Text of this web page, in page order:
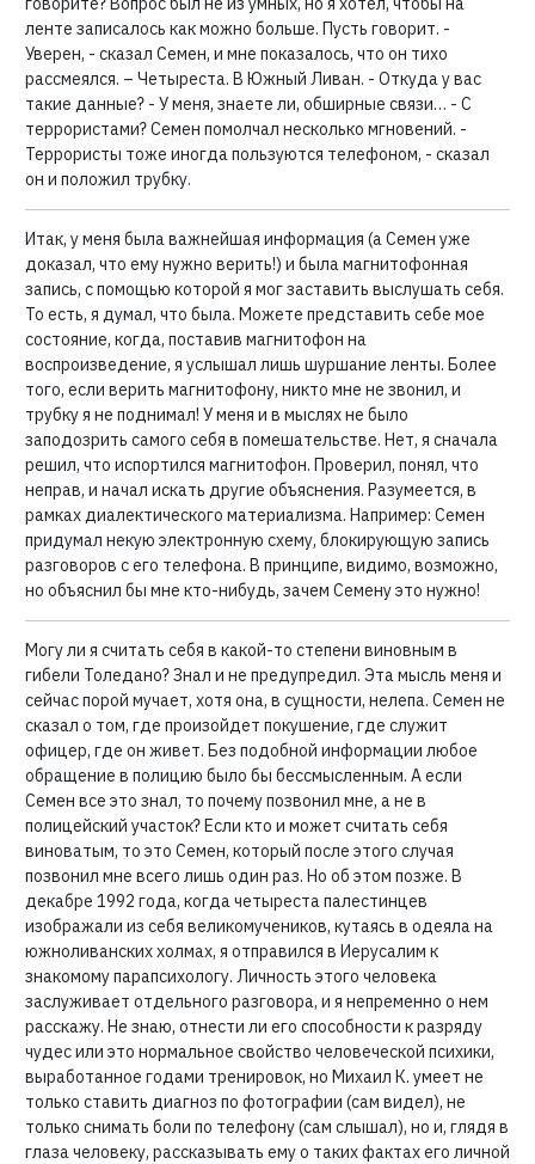
ленте записалось как можно больше. Пусть говорит. -
Уверен, - сказал Семен, и мне показалось, что он тихо
рассмеялся. – Четыреста. В Южный Ливан. - Откуда у вас
такие данные? - У меня, знаете ли, обширные связи… - С
террористами? Семен помолчал несколько мгновений. -
Террористы тоже иногда пользуются телефоном, - сказал
он и положил трубку.
Итак, у меня была важнейшая информация (а Семен уже
доказал, что ему нужно верить!) и была магнитофонная
запись, с помощью которой я мог заставить выслушать себя.
То есть, я думал, что была. Можете представить себе мое
состояние, когда, поставив магнитофон на
воспроизведение, я услышал лишь шуршание ленты. Более
того, если верить магнитофону, никто мне не звонил, и
трубку я не поднимал! У меня и в мыслях не было
заподозрить самого себя в помешательстве. Нет, я сначала
решил, что испортился магнитофон. Проверил, понял, что
неправ, и начал искать другие объяснения. Разумеется, в
рамках диалектического материализма. Например: Семен
придумал некую электронную схему, блокирующую запись
разговоров с его телефона. В принципе, видимо, возможно,
но объяснил бы мне кто-нибудь, зачем Семену это нужно!
Могу ли я считать себя в какой-то степени виновным в
гибели Толедано? Знал и не предупредил. Эта мысль меня и
сейчас порой мучает, хотя она, в сущности, нелепа. Семен не
сказал о том, где произойдет покушение, где служит
офицер, где он живет. Без подобной информации любое
обращение в полицию было бы бессмысленным. А если
Семен все это знал, то почему позвонил мне, а не в
полицейский участок? Если кто и может считать себя
виноватым, то это Семен, который после этого случая
позвонил мне всего лишь один раз. Но об этом позже. В
декабре 1992 года, когда четыреста палестинцев
изображали из себя великомучеников, кутаясь в одеяла на
южноливанских холмах, я отправился в Иерусалим к
знакомому парапсихологу. Личность этого человека
заслуживает отдельного разговора, и я непременно о нем
расскажу. Не знаю, отнести ли его способности к разряду
чудес или это нормальное свойство человеческой психики,
выработанное годами тренировок, но Михаил К. умеет не
только ставить диагноз по фотографии (сам видел), не
только снимать боли по телефону (сам слышал), но и, глядя в
глаза человеку, рассказывать ему о таких фактах его личной